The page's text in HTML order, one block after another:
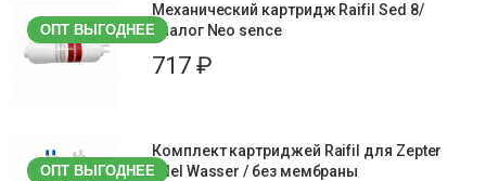
ОПТ ВЫГОДНЕЕ
Механический картридж Raifil Sed 8/
аналог Neo sence
717 ₽
ОПТ ВЫГОДНЕЕ
Комплект картриджей Raifil для Zepter
Edel Wasser / без мембраны